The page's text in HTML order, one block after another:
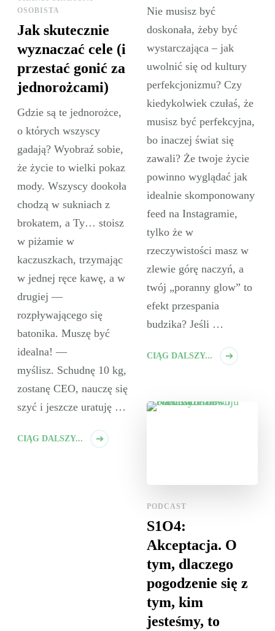
OSOBISTA
Jak skutecznie
wyznaczać cele (i
przestać gonić za
jednorożcami)
Gdzie są te jednorożce,
o których wszyscy
gadają? Wyobraź sobie,
że życie to wielki pokaz
mody. Wszyscy dookoła
chodzą w sukniach z
brokatem, a Ty… stoisz
w piżamie w
kaczuszkach, trzymając
w jednej ręce kawę, a w
drugiej —
rozpływającego się
batonika. Muszę być
idealna! —
myślisz. Schudnę 10 kg,
zostanę CEO, nauczę się
szyć i jeszcze uratuję …
CIĄG DALSZY...
Nie musisz być
doskonała, żeby być
wystarczająca – jak
uwolnić się od kultury
perfekcjonizmu? Czy
kiedykolwiek czułaś, że
musisz być perfekcyjna,
bo inaczej świat się
zawali? Że twoje życie
powinno wyglądać jak
idealnie skomponowany
feed na Instagramie,
tylko że w
rzeczywistości masz w
zlewie górę naczyń, a
twój „poranny glow” to
efekt przespania
budzika? Jeśli …
CIĄG DALSZY...
PODCAST
S1O4:
Akceptacja. O
tym, dlaczego
pogodzenie się z
tym, kim
jesteśmy, to